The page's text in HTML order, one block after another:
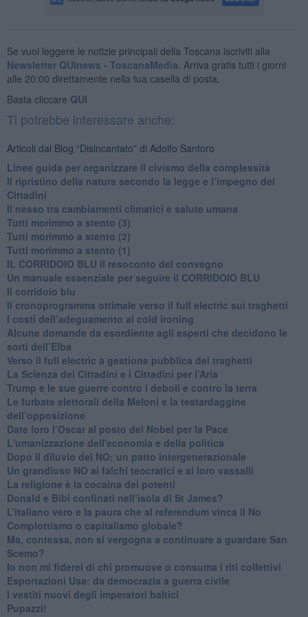
Se vuoi leggere le notizie principali della Toscana iscriviti alla
Newsletter QUInews - ToscanaMedia. Arriva gratis tutti i giorni
alle 20:00 direttamente nella tua casella di posta.
Basta cliccare QUI
Ti potrebbe interessare anche:
Articoli dal Blog “Disincantato” di Adolfo Santoro
​Linee guida per organizzare il civismo della complessità
​Il ripristino della natura secondo la legge e l’impegno dei
Cittadini
Il nesso tra cambiamenti climatici e salute umana
Tutti morimmo a stento (3)
Tutti morimmo a stento (2)
​Tutti morimmo a stento (1)
IL CORRIDOIO BLU il resoconto del convegno
Un manuale essenziale per seguire il CORRIDOIO BLU
Il corridoio blu
​Il cronoprogramma ottimale verso il full electric sui traghetti
​I costi dell’adeguamento al cold ironing
Alcune domande da esordiente agli esperti che decidono le
sorti dell’Elba
Verso il full electric a gestione pubblica dei traghetti​
​La Scienza dei Cittadini e i Cittadini per l’Aria
Trump e le sue guerre contro i deboli e contro la terra
​Le furbate elettorali della Meloni e la testardaggine
dell’opposizione
​Date loro l’Oscar al posto del Nobel per la Pace
L'umanizzazione dell'economia e della politica
​Dopo il diluvio dei NO: un patto intergenerazionale
​Un grandioso NO ai falchi teocratici e ai loro vassalli
La religione è la cocaina dei potenti
Donald e Bibi confinati nell’isola di St James?
L’italiano vero e la paura che al referendum vinca il No
​Complottismo o capitalismo globale?
​Ma, contessa, non si vergogna a continuare a guardare San
Scemo?
​Io non mi fiderei di chi promuove o consuma i riti collettivi
Esportazioni Usa: da democrazia a guerra civile
​I vestiti nuovi degli imperatori baltici
​Pupazzi!